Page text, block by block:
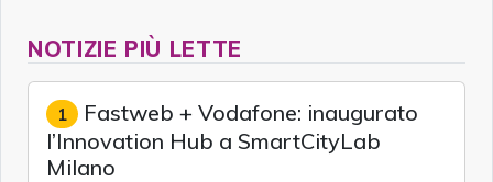
NOTIZIE PIÙ LETTE
1 Fastweb + Vodafone: inaugurato
l’Innovation Hub a SmartCityLab
Milano